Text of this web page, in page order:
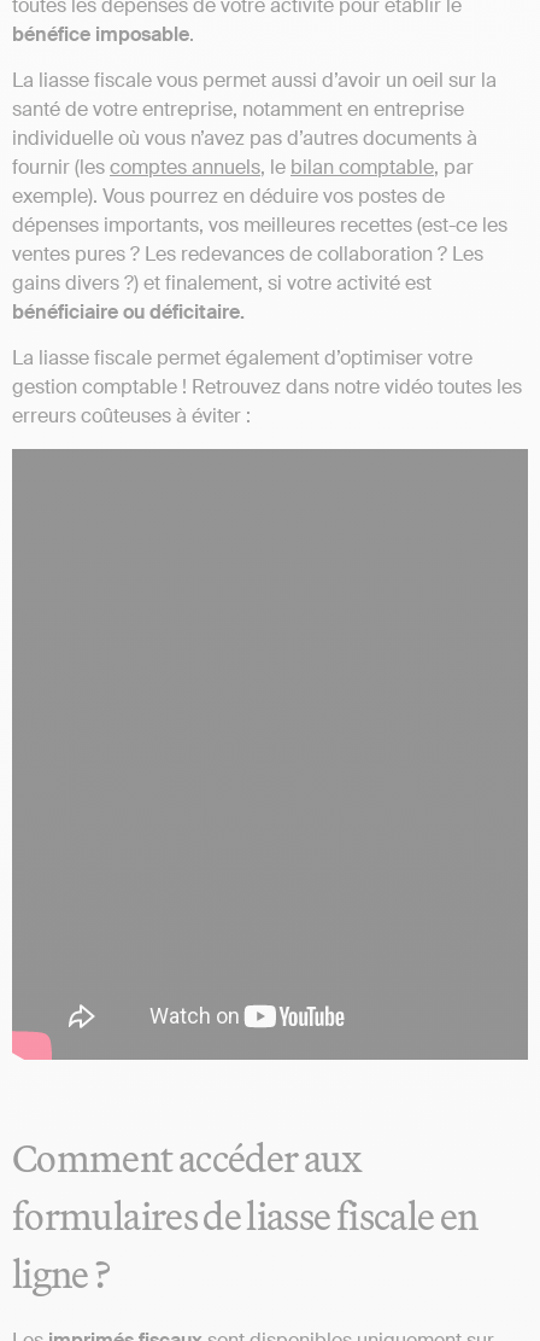
bénéfice imposable.
La liasse fiscale vous permet aussi d’avoir un oeil sur la
santé de votre entreprise, notamment en entreprise
individuelle où vous n’avez pas d’autres documents à
fournir (lescomptes annuels, le bilan comptable, par
exemple). Vous pourrez en déduire vos postes de
dépenses importants, vos meilleures recettes (est-ce les
ventes pures ? Les redevances de collaboration ? Les
gains divers ?) et finalement, si votre activité est
bénéficiaire ou déficitaire.
La liasse fiscale permet également d’optimiser votre
gestion comptable ! Retrouvez dans notre vidéo toutes les
erreurs coûteuses à éviter :
Comment accéder aux
formulaires de liasse fiscale en
ligne ?